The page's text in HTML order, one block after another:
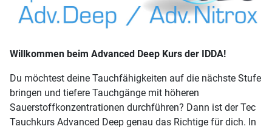
Willkommen beim Advanced Deep Kurs der IDDA!
Du möchtest deine Tauchfähigkeiten auf die nächste Stufe
bringen und tiefere Tauchgänge mit höheren
Sauerstoffkonzentrationen durchführen? Dann ist der Tec
Tauchkurs Advanced Deep genau das Richtige für dich. In